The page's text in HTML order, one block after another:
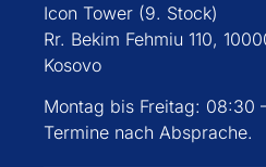
Icon Tower (9. Stock)
Rr. Bekim Fehmiu 110,
Kosovo
Montag bis Freitag: 08:30
Termine nach Absprache.